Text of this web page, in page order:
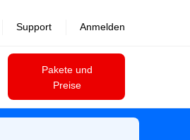
Pakete und
Preise
Support Anmelden